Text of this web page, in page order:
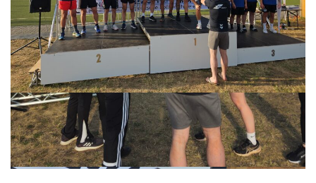
Felix Schlikis
Felix Schlikis
default